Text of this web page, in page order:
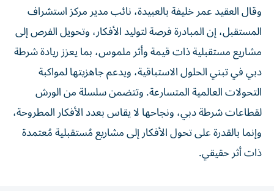
وقال العقيد عمر خليفة بالعبيدة، نائب مدير مركز استشراف
المستقبل، إن المبادرة فرصة لتوليد الأفكار، وتحويل الفرص إلى
مشاريع مستقبلية ذات قيمة وأثر ملموس، بما يعزز ريادة شرطة
دبي في تبني الحلول الاستباقية، ويدعم جاهزيتها لمواكبة
التحولات العالمية المتسارعة. وتتضمن سلسلة من الورش
لقطاعات شرطة دبي، ونجاحها لا يقاس بعدد الأفكار المطروحة،
وإنما بالقدرة على تحول الأفكار إلى مشاريع مُستقبلية مُعتمدة
ذات أثر حقيقي.